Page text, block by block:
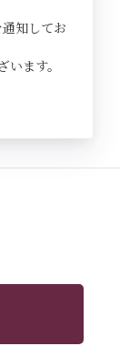
知してお
ます。